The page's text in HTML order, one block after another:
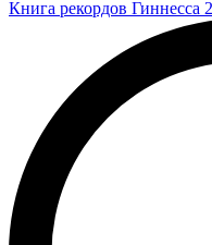
Книга рекордов Гиннесса